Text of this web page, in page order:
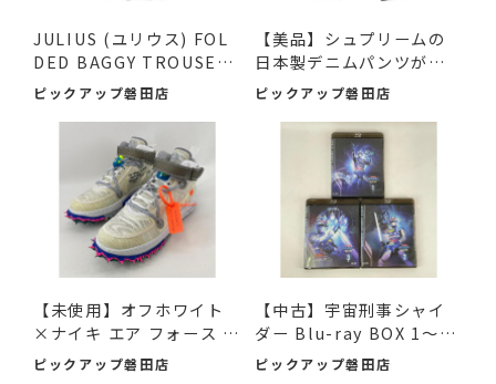
JULIUS (ユリウス) FOL
DED BAGGY TROUSERS
ブラッ...
ピックアップ磐田店
【美品】シュプリームの
日本製デニムパンツが入
荷...
ピックアップ磐田店
【未使用】オフホワイト
×ナイキ エア フォース 1
M...
ピックアップ磐田店
【中古】宇宙刑事シャイ
ダー Blu-ray BOX 1～3
デ...
ピックアップ磐田店